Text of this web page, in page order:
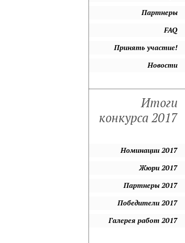
Партнеры
FAQ
Принять участие!
Новости
Итоги
конкурса 2017
Номинации 2017
Жюри 2017
Партнеры 2017
Победители 2017
Галерея работ 2017